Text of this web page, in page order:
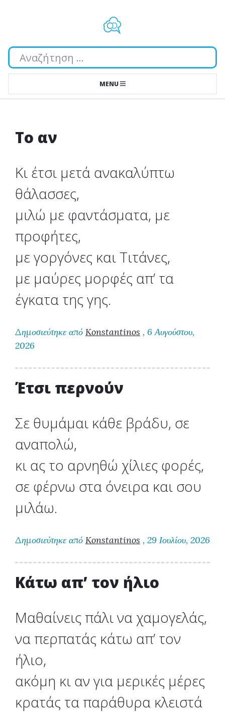
Αναζήτηση...
MENU
Το αν
Κι έτσι μετά ανακαλύπτω
θάλασσες,
μιλώ με φαντάσματα, με
προφήτες,
με γοργόνες και Τιτάνες,
με μαύρες μορφές απ’ τα
έγκατα της γης.
Δημοσιεύτηκε από Konstantinos , 6 Αυγούστου,
2026
Έτσι περνούν
Σε θυμάμαι κάθε βράδυ, σε
αναπολώ,
κι ας το αρνηθώ χίλιες φορές,
σε φέρνω στα όνειρα και σου
μιλάω.
Δημοσιεύτηκε από Konstantinos , 29 Ιουλίου, 2026
Κάτω απ’ τον ήλιο
Μαθαίνεις πάλι να χαμογελάς,
να περπατάς κάτω απ’ τον
ήλιο,
ακόμη κι αν για μερικές μέρες
κρατάς τα παράθυρα κλειστά